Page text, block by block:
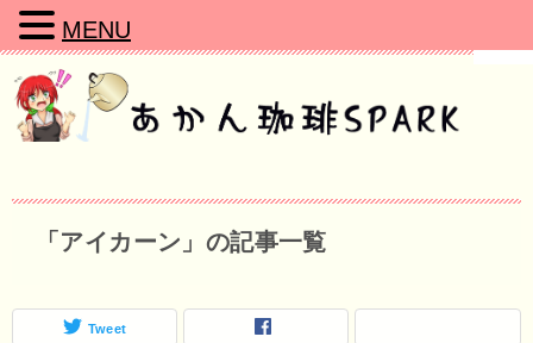
「アイカーン」の記事一覧
Tweet
MENU